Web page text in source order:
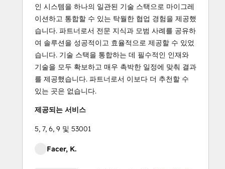
인 시스템을 하나의 일관된 기술 스택으로 마이그레
이션하고 통합할 수 있는 탁월한 협업 경험을 제공했
습니다. 파트너로서 전문 지식과 모범 사례를 공유하
여 솔루션을 성공적이고 효율적으로 제공할 수 있었
습니다. 기술 스택을 통합하는 데 필수적인 인재와
기술을 모두 확보하고 매우 촉박한 일정에 맞춰 결과
를 제공했습니다. 파트너로서 이보다 더 추천할 수
있는 곳은 없습니다.
제공되는 서비스
5, 7, 6, 9 및 53001
Facer, K.